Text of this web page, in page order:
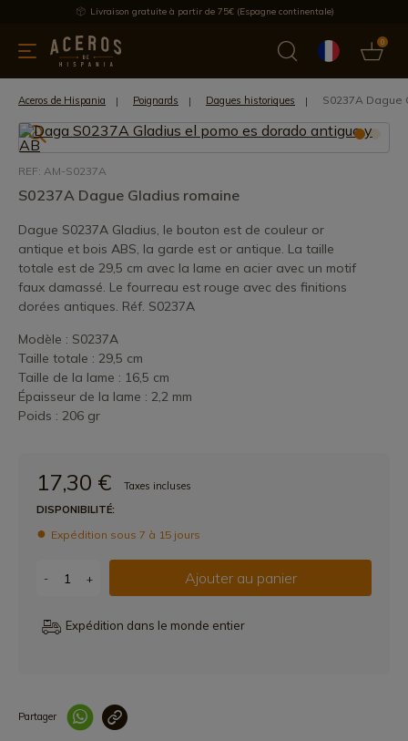
Livraison gratuite à partir de 75€ (Espagne continentale)
0
de cuisine Offre Dernières nouvelles Meilleures ventes
Aceros de Hispania Poignards Dagues historiques S0237A Dague
REF: AM-S0237A
S0237A Dague Gladius romaine
Dague S0237A Gladius, le bouton est de couleur or
antique et bois ABS, la garde est or antique. La taille
totale est de 29,5 cm avec la lame en acier avec un motif
faux damassé. Le fourreau est rouge avec des finitions
dorées antiques. Réf. S0237A
Modèle : S0237A
Taille totale : 29,5 cm
Taille de la lame : 16,5 cm
Épaisseur de la lame : 2,2 mm
Poids : 206 gr
17,30 €
Taxes incluses
DISPONIBILITÉ:
Expédition sous 7 à 15 jours
- + Ajouter au panier
Expédition dans le monde entier
Partager